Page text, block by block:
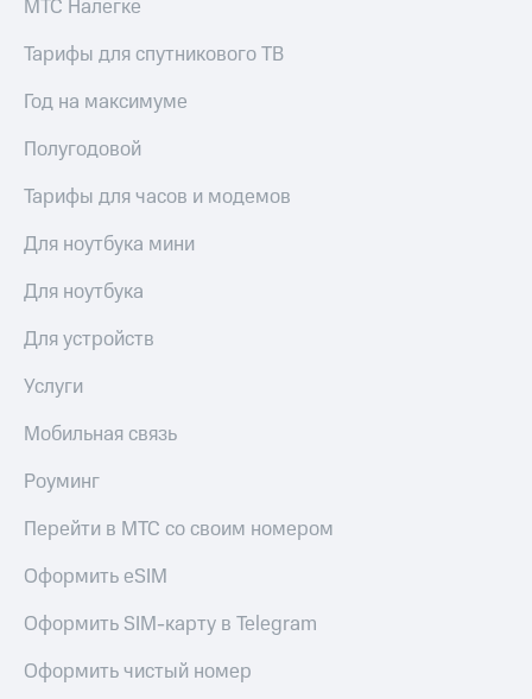
МТС Налегке
Тарифы для спутникового ТВ
Год на максимуме
Полугодовой
Тарифы для часов и модемов
Для ноутбука мини
Для ноутбука
Для устройств
Услуги
Мобильная связь
Роуминг
Перейти в МТС со своим номером
Оформить eSIM
Оформить SIM-карту в Telegram
Оформить чистый номер